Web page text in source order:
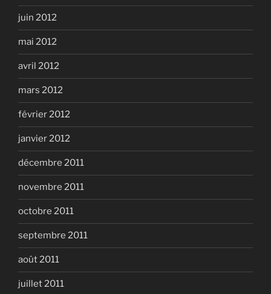
juin 2012
mai 2012
avril 2012
mars 2012
février 2012
janvier 2012
décembre 2011
novembre 2011
octobre 2011
septembre 2011
août 2011
juillet 2011